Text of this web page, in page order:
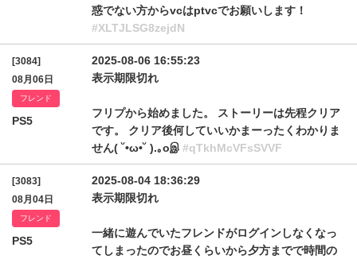
惑でない方からvcはptvcでお願いします！
#XLTJLSG8zejdN
[3084]
08月06日
フレンド
PS5
2025-08-06 16:55:23
表示期限切れ
フリプから始めました。 ストーリーは先程クリア
です。 クリア後何していいかまーったくわかりま
せん( ˘•ω•˘ ).｡oஇ #qTkhMcVFsSVVF
[3083]
08月04日
フレンド
PS5
2025-08-04 18:36:29
表示期限切れ
一緒に遊んでいたフレンドがログインしなくなっ
てしまったのでお昼くらいから夕方までで時間の